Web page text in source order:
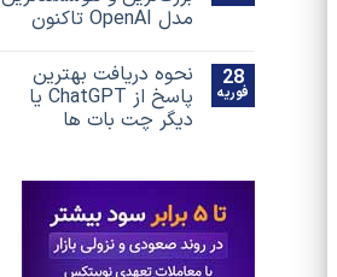
مدل OpenAI تاکنون
28
فوریه
نحوه دریافت بهترین
پاسخ‌ از ChatGPT یا
دیگر چت بات ها